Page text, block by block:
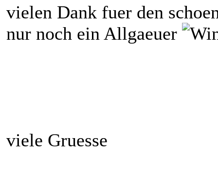
vielen Dank fuer den
nur noch ein Allgaeuer
viele Gruesse